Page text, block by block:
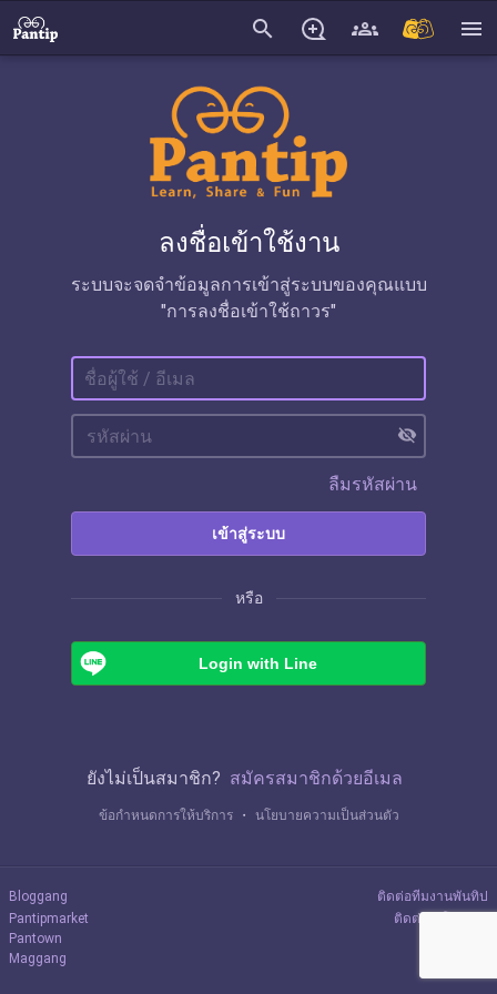
search menu
ลงชื่อเข้าใช้งาน
ระบบจะจดจำข้อมูลการเข้าสู่ระบบของคุณแบบ
"การลงชื่อเข้าใช้ถาวร"
visibility_off
ลืมรหัสผ่าน
เข้าสู่ระบบ
หรือ
Login with Line
ยังไม่เป็นสมาชิก? สมัครสมาชิกด้วยอีเมล
ข้อกำหนดการให้บริการ ・ นโยบายความเป็นส่วนตัว
Bloggang
Pantipmarket
Pantown
Maggang
ติดต่อทีมงานพันทิป
ติดต่อลงโฆษณา